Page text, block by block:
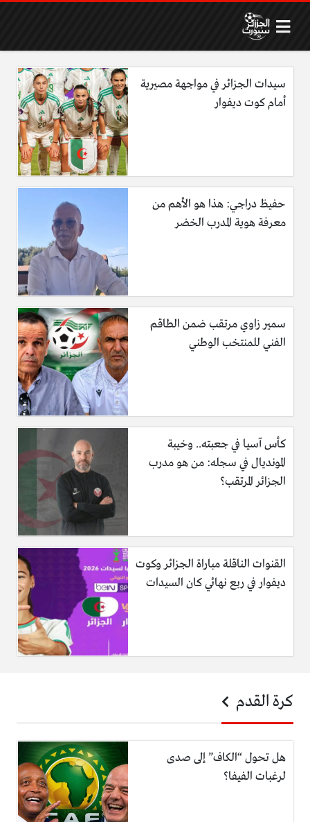
سيدات الجزائر في مواجهة مصيرية
أمام كوت ديفوار
حفيظ دراجي: هذا هو الأهم من
معرفة هوية المدرب الخضر
سمير زاوي مرتقب ضمن الطاقم
الفني للمنتخب الوطني
كأس آسيا في جعبته.. وخيبة
المونديال في سجله: من هو مدرب
الجزائر المرتقب؟
القنوات الناقلة مباراة الجزائر وكوت
ديفوار في ربع نهائي كان السيدات
كرة القدم
هل تحول “الكاف” إلى صدى
لرغبات الفيفا؟